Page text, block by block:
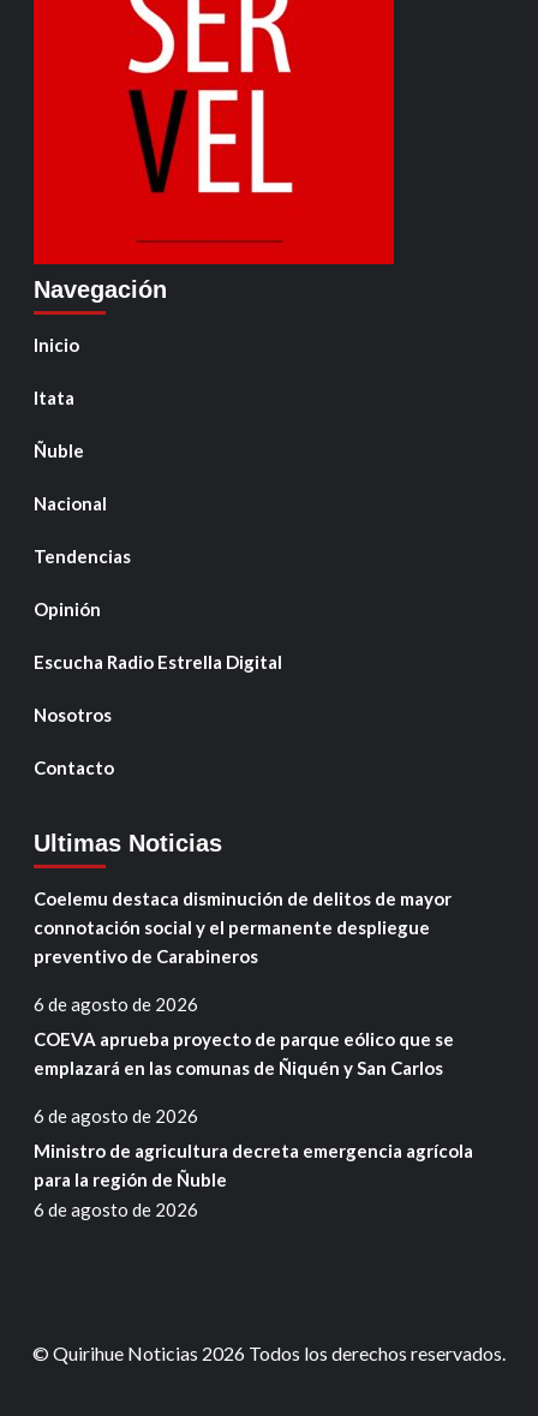
Navegación
Inicio
Itata
Ñuble
Nacional
Tendencias
Opinión
Escucha Radio Estrella Digital
Nosotros
Contacto
Ultimas Noticias
Coelemu destaca disminución de delitos de mayor
connotación social y el permanente despliegue
preventivo de Carabineros
6 de agosto de 2026
COEVA aprueba proyecto de parque eólico que se
emplazará en las comunas de Ñiquén y San Carlos
6 de agosto de 2026
Ministro de agricultura decreta emergencia agrícola
para la región de Ñuble
6 de agosto de 2026